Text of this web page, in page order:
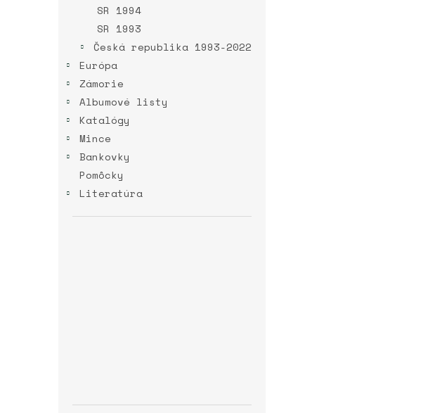
SR 1994
SR 1993
Česká republika 1993-2022
Európa
Zámorie
Albumové listy
Katalógy
Mince
Bankovky
Pomôcky
Literatúra